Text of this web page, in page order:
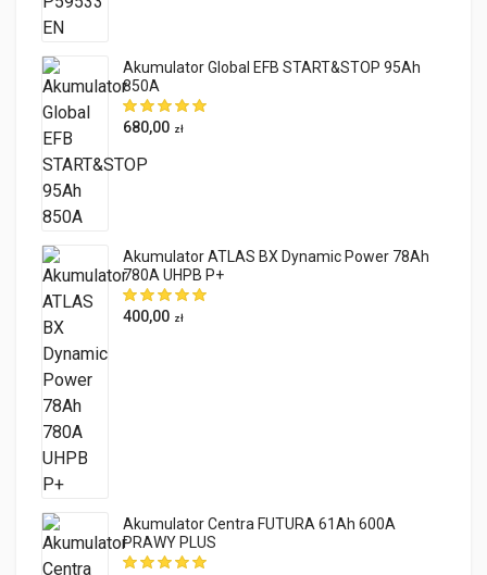
Akumulator Global EFB START&STOP 95Ah
850A
680,00 zł
Akumulator ATLAS BX Dynamic Power 78Ah
780A UHPB P+
400,00 zł
Akumulator Centra FUTURA 61Ah 600A
PRAWY PLUS